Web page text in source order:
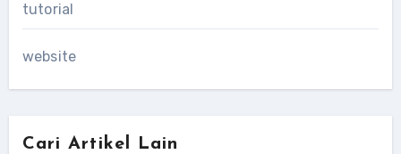
tutorial
website
Cari Artikel Lain